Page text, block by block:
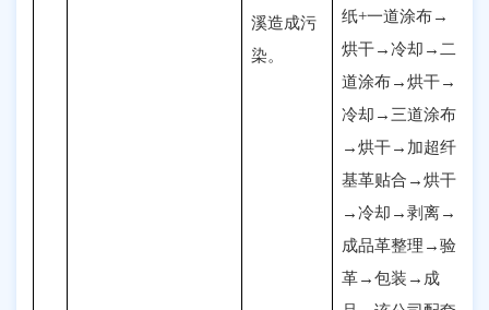
溪造成污
染。
纸+一道涂布→
烘干→冷却→二
道涂布→烘干→
冷却→三道涂布
→烘干→加超纤
基革贴合→烘干
→冷却→剥离→
成品革整理→验
革→包装→成